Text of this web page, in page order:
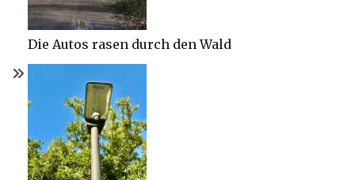
Die Autos rasen durch den Wald